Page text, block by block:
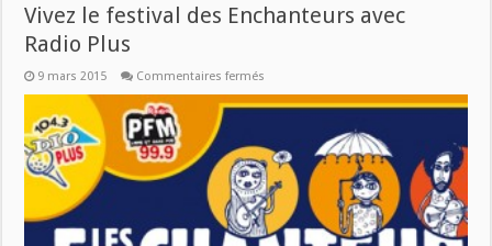
Vivez le festival des Enchanteurs avec
Radio Plus
9 mars 2015 Commentaires fermés
le
Enchanteurs
avec
Radio
Plus